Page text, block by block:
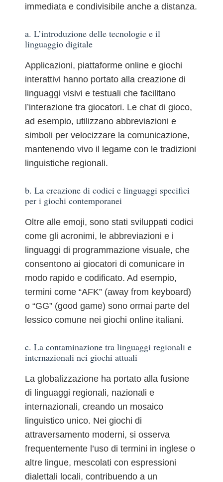
immediata e condivisibile anche a distanza.
a. L’introduzione delle tecnologie e il
linguaggio digitale
Applicazioni, piattaforme online e giochi
interattivi hanno portato alla creazione di
linguaggi visivi e testuali che facilitano
l’interazione tra giocatori. Le chat di gioco,
ad esempio, utilizzano abbreviazioni e
simboli per velocizzare la comunicazione,
mantenendo vivo il legame con le tradizioni
linguistiche regionali.
b. La creazione di codici e linguaggi specifici
per i giochi contemporanei
Oltre alle emoji, sono stati sviluppati codici
come gli acronimi, le abbreviazioni e i
linguaggi di programmazione visuale, che
consentono ai giocatori di comunicare in
modo rapido e codificato. Ad esempio,
termini come “AFK” (away from keyboard)
o “GG” (good game) sono ormai parte del
lessico comune nei giochi online italiani.
c. La contaminazione tra linguaggi regionali e
internazionali nei giochi attuali
La globalizzazione ha portato alla fusione
di linguaggi regionali, nazionali e
internazionali, creando un mosaico
linguistico unico. Nei giochi di
attraversamento moderni, si osserva
frequentemente l’uso di termini in inglese o
altre lingue, mescolati con espressioni
dialettali locali, contribuendo a un